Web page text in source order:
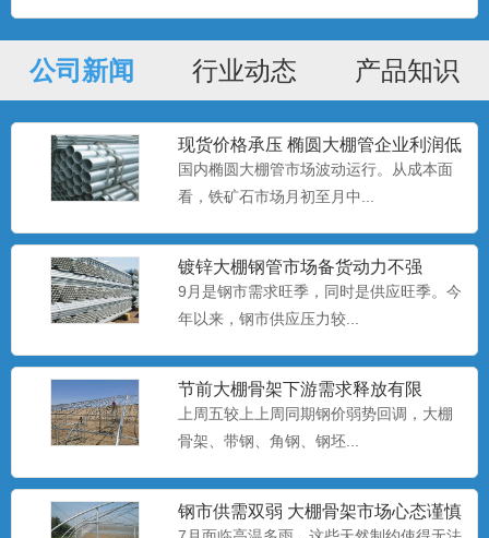
公司新闻 行业动态 产品知识
现货价格承压 椭圆大棚管企业利润低
位
国内椭圆大棚管市场波动运行。从成本面
看，铁矿石市场月初至月中...
镀锌大棚钢管​市场备货动力不强
9月是钢市需求旺季，同时是供应旺季。今
年以来，钢市供应压力较...
节前大棚骨架下游需求释放有限
上周五较上上周同期钢价弱势回调，大棚
骨架、​带钢、角钢、钢坯...
钢市供需双弱 大棚骨架市场心态谨慎
偏悲观
种植大棚
大棚种植是一种种植技术，该技术是一种
养殖大棚安装
节给开放式或半开放式畜禽...
养殖大棚厂家
养殖大棚也称暖棚养殖，是指在寒冷的季
节给开放式或半开放式畜禽...
养殖大棚
养殖大棚也称暖棚养殖，是指在寒冷的季
节给开放式或半开放式畜禽...